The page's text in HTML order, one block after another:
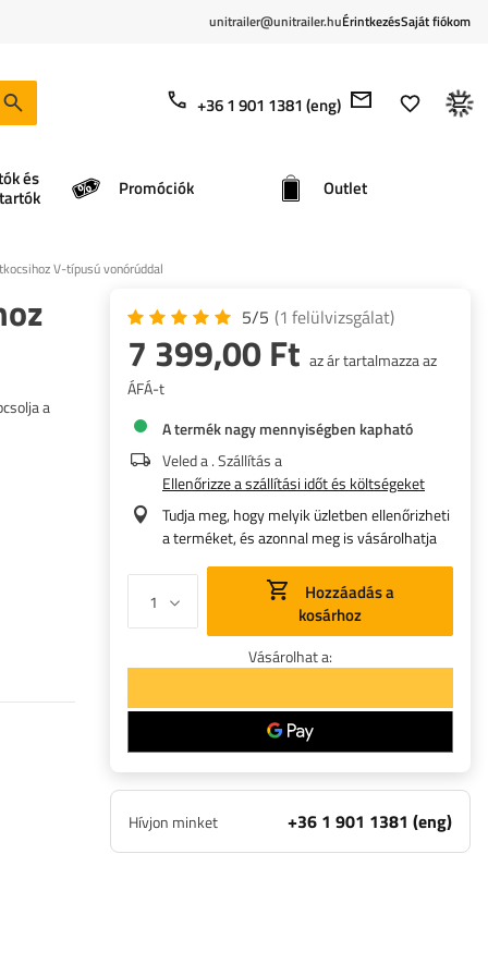
unitrailer@unitrailer.huÉrintkezésSaját fiókom
+36 1 901 1381 (eng)
és Promóciók Outlet
V-típusú vonórúddal
a
5/5 (1 felülvizsgálat)
7 399,00 Ft az ár tartalmazza az
ÁFÁ-t
A termék nagy mennyiségben kapható
Veled a. Szállítás a
Ellenőrizze a szállítási időt és költségeket
Tudja meg, hogy melyik üzletben ellenőrizheti
a terméket, és azonnal meg is vásárolhatja
kosárhoz
Vásárolhat a:
Hívjon minket +36 1 901 1381 (eng)